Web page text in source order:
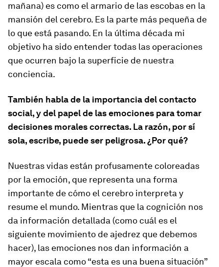
mañana) es como el armario de las escobas en la
mansión del cerebro. Es la parte más pequeña de
lo que está pasando. En la última década mi
objetivo ha sido entender todas las operaciones
que ocurren bajo la superficie de nuestra
conciencia.
También habla de la importancia del contacto
social, y del papel de las emociones para tomar
decisiones morales correctas. La razón, por sí
sola, escribe, puede ser peligrosa. ¿Por qué?
Nuestras vidas están profusamente coloreadas
por la emoción, que representa una forma
importante de cómo el cerebro interpreta y
resume el mundo. Mientras que la cognición nos
da información detallada (como cuál es el
siguiente movimiento de ajedrez que debemos
hacer), las emociones nos dan información a
mayor escala como “esta es una buena situación”